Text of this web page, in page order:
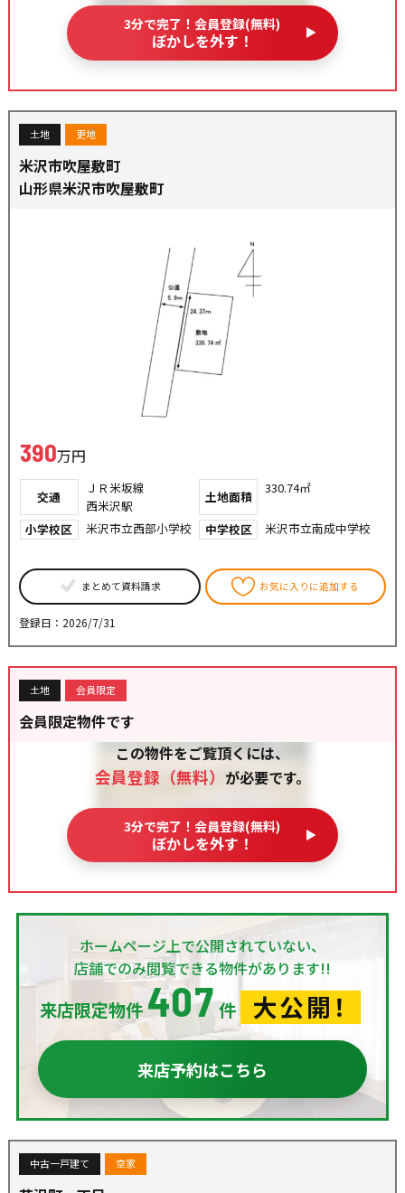
3分で完了！会員登録(無料)
ぼかしを外す！
土地 更地
米沢市吹屋敷町
山形県米沢市吹屋敷町
390万円
交通
ＪＲ米坂線
西米沢駅
土地面積
330.74㎡
小学校区 米沢市立西部小学校 中学校区 米沢市立南成中学校
まとめて資料請求 お気に入りに追加する
登録日：2026/7/31
土地 会員限定
会員限定物件です
この物件をご覧頂くには、
会員登録（無料） が必要です。
3分で完了！会員登録(無料)
ぼかしを外す！
ホームページ上で公開されていない、
店舗でのみ閲覧できる物件があります!!
来店限定物件 407件 大公開！
来店予約はこちら
中古一戸建て 空家